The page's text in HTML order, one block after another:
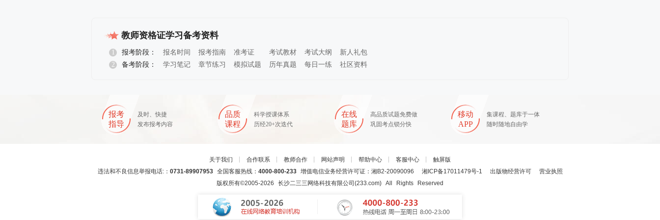
教师资格证学习备考资料
1 报考阶段： 报名时间 报考指南 准考证 考试教材 考试大纲
新人礼包
报名指导
2 备考阶段： 学习笔记 章节练习 模拟试题 历年真题 每日一练 社区资料
报考
指导
及时、快捷
发布报考内容
品质
课程
科学授课体系
历经20+次迭代
在线
题库
高品质试题免费做
巩固考点锁分快
移动
APP
集课程、题库于一体
随时随地自由学
关于我们 ┊ 合作联系 ┊ 教师合作 ┊ 网站声明 ┊ 帮助中心 ┊ 客服中心 ┊ 触屏版
违法和不良信息举报电话:： 0731-89907953全国客服热线： 4000-800-233增值电信业务经营许可证：湘B2-20090096 湘ICP备17011479号-1 出版物经营许可
营业执照
版权所有©2005-2026 长沙二三三网络科技有限公司(233.com) All Rights Reserved